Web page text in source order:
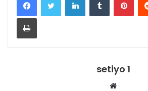
Print
setiyo 1
Website